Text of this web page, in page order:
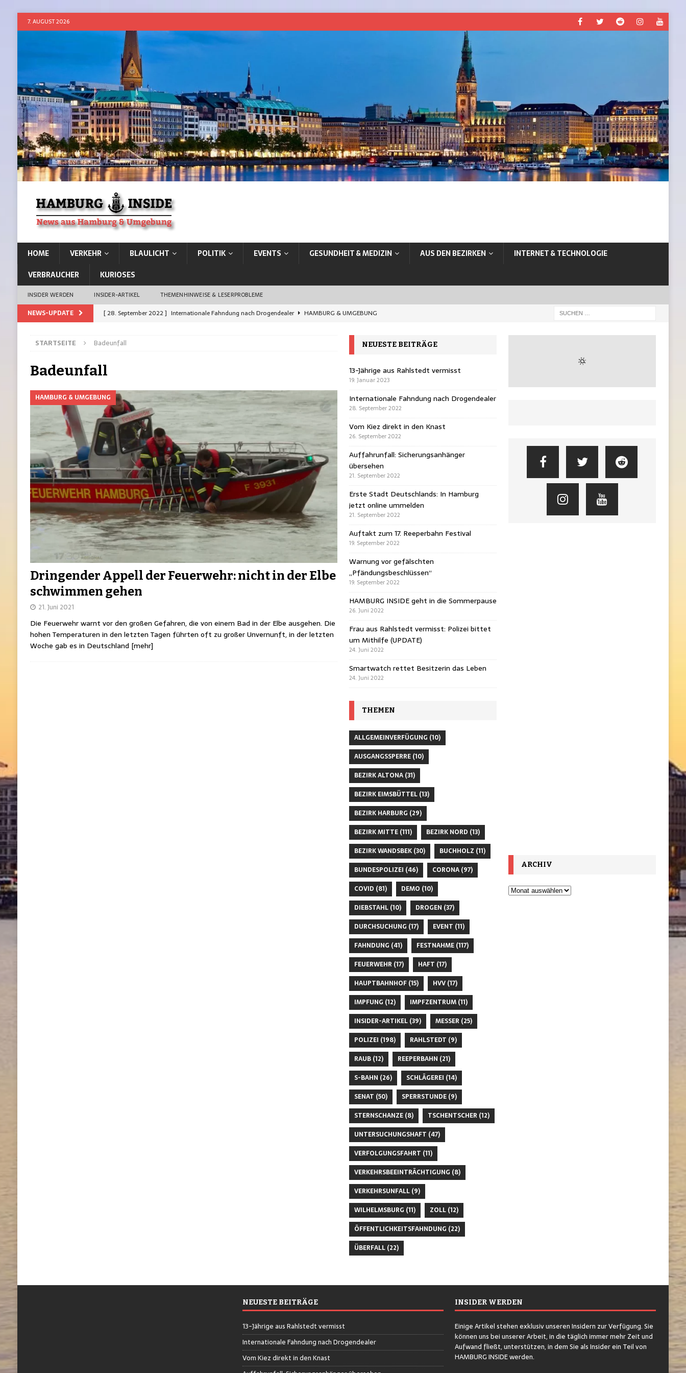
7. AUGUST 2026
HOME VERKEHR BLAULICHT POLITIK EVENTS GESUNDHEIT & MEDIZIN AUS DEN BEZIRKEN
INTERNET & TECHNOLOGIE
VERBRAUCHER
KURIOSES
INSIDER WERDEN INSIDER-ARTIKEL THEMENHINWEISE & LESERPROBLEME
NEWS-UPDATE [ 28. September 2022 ] Internationale Fahndung nach Drogendealer
HAMBURG & UMGEBUNG
[ 21. September 2022 ]
HAMBURG & UMGEBUNG
[ 21. September 2022 ]
STARTSEITE Badeunfall
Badeunfall
HAMBURG & UMGEBUNG
Dringender Appell der Feuerwehr: nicht in der Elbe
schwimmen gehen
21. Juni 2021
Die Feuerwehr warnt vor den großen Gefahren, die von einem Bad in der Elbe ausgehen. Die
hohen Temperaturen in den letzten Tagen führten oft zu großer Unvernunft, in der letzten
Woche gab es in Deutschland [mehr]
NEUESTE BEITRÄGE
13-Jährige aus Rahlstedt vermisst
19. Januar 2023
Internationale Fahndung nach Drogendealer
28. September 2022
Vom Kiez direkt in den Knast
26. September 2022
Auffahrunfall: Sicherungsanhänger
übersehen
21. September 2022
Erste Stadt Deutschlands: In Hamburg
jetzt online ummelden
21. September 2022
Auftakt zum 17. Reeperbahn Festival
19. September 2022
Warnung vor gefälschten
„Pfändungsbeschlüssen“
19. September 2022
HAMBURG INSIDE geht in die Sommerpause
26. Juni 2022
Frau aus Rahlstedt vermisst: Polizei bittet
um Mithilfe (UPDATE)
24. Juni 2022
Smartwatch rettet Besitzerin das Leben
24. Juni 2022
THEMEN
ALLGEMEINVERFÜGUNG (10)
AUSGANGSSPERRE(10)
BEZIRK ALTONA(31)
BEZIRK EIMSBÜTTEL(13)
BEZIRK HARBURG (29)
BEZIRK MITTE(111) BEZIRK NORD (13)
BEZIRK WANDSBEK(30) BUCHHOLZ (11)
BUNDESPOLIZEI (46) CORONA(97)
COVID (81) DEMO (10)
DIEBSTAHL(10) DROGEN (37)
DURCHSUCHUNG (17) EVENT (11)
FAHNDUNG (41) FESTNAHME(117)
FEUERWEHR (17) HAFT (17)
HAUPTBAHNHOF(15) HVV(17)
IMPFUNG (12) IMPFZENTRUM(11)
INSIDER-ARTIKEL(39) MESSER (25)
POLIZEI (198) RAHLSTEDT (9)
RAUB(12) REEPERBAHN (21)
S-BAHN (26) SCHLÄGEREI (14)
SENAT (50) SPERRSTUNDE(9)
STERNSCHANZE(8) TSCHENTSCHER (12)
UNTERSUCHUNGSHAFT (47)
VERFOLGUNGSFAHRT (11)
VERKEHRSBEEINTRÄCHTIGUNG (8)
VERKEHRSUNFALL(9)
WILHELMSBURG (11) ZOLL(12)
ÖFFENTLICHKEITSFAHNDUNG (22)
ÜBERFALL(22)
ARCHIV
NEUESTE BEITRÄGE
13-Jährige aus Rahlstedt vermisst
Internationale Fahndung nach Drogendealer
Vom Kiez direkt in den Knast
INSIDER WERDEN
Einige Artikel stehen exklusiv unseren Insidern zur Verfügung. Sie
können uns bei unserer Arbeit, in die täglich immer mehr Zeit und
Aufwand fließt, unterstützen, in dem Sie als Insider ein Teil von
HAMBURG INSIDE werden.